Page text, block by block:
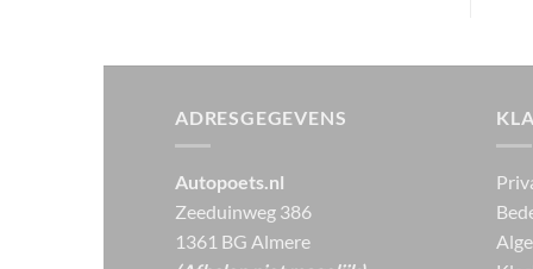
ADRESGEGEVENS
Autopoets.nl
Zeeduinweg 386
1361 BG Almere